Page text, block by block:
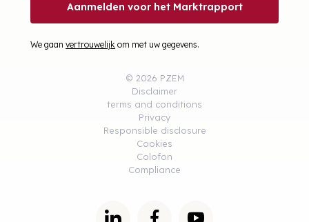
Aanmelden voor het Marktrapport
We gaanvertrouwelijk om met uw gegevens.
© 2026 PZEM
Disclaimer
terms and conditions
Privacy
Responsible disclosure
Cookies
Colofon
Compliance